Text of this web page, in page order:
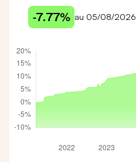
-7.77% au 05/08/2026